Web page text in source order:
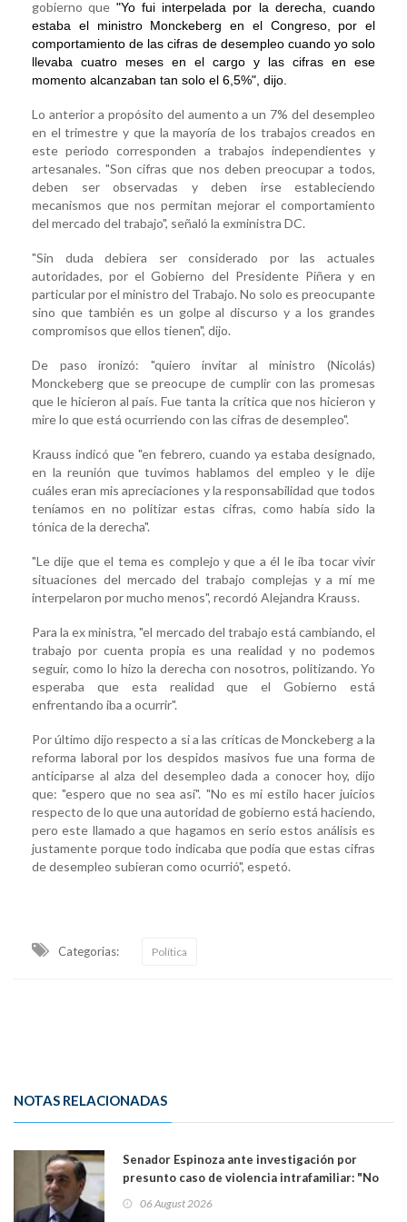
gobierno que "Yo fui interpelada por la derecha, cuando
estaba el ministro Monckeberg en el Congreso, por el
comportamiento de las cifras de desempleo cuando yo solo
llevaba cuatro meses en el cargo y las cifras en ese
momento alcanzaban tan solo el 6,5%", dijo.
Lo anterior a propósito del aumento a un 7% del desempleo
en el trimestre y que la mayoría de los trabajos creados en
este periodo corresponden a trabajos independientes y
artesanales. "Son cifras que nos deben preocupar a todos,
deben ser observadas y deben irse estableciendo
mecanismos que nos permitan mejorar el comportamiento
del mercado del trabajo", señaló la exministra DC.
"Sin duda debiera ser considerado por las actuales
autoridades, por el Gobierno del Presidente Piñera y en
particular por el ministro del Trabajo. No solo es preocupante
sino que también es un golpe al discurso y a los grandes
compromisos que ellos tienen", dijo.
De paso ironizó: "quiero invitar al ministro (Nicolás)
Monckeberg que se preocupe de cumplir con las promesas
que le hicieron al país. Fue tanta la crítica que nos hicieron y
mire lo que está ocurriendo con las cifras de desempleo".
Krauss indicó que "en febrero, cuando ya estaba designado,
en la reunión que tuvimos hablamos del empleo y le dije
cuáles eran mis apreciaciones y la responsabilidad que todos
teníamos en no politizar estas cifras, como había sido la
tónica de la derecha".
"Le dije que el tema es complejo y que a él le iba tocar vivir
situaciones del mercado del trabajo complejas y a mí me
interpelaron por mucho menos", recordó Alejandra Krauss.
Para la ex ministra, "el mercado del trabajo está cambiando, el
trabajo por cuenta propia es una realidad y no podemos
seguir, como lo hizo la derecha con nosotros, politizando. Yo
esperaba que esta realidad que el Gobierno está
enfrentando iba a ocurrir".
Por último dijo respecto a si a las críticas de Monckeberg a la
reforma laboral por los despidos masivos fue una forma de
anticiparse al alza del desempleo dada a conocer hoy, dijo
que: "espero que no sea así". "No es mi estilo hacer juicios
respecto de lo que una autoridad de gobierno está haciendo,
pero este llamado a que hagamos en serio estos análisis es
justamente porque todo indicaba que podía que estas cifras
de desempleo subieran como ocurrió", espetó.
Categorias: Política
NOTAS RELACIONADAS
Senador Espinoza ante investigación por
presunto caso de violencia intrafamiliar: "No
antecedentes a Tribunal Supremo
06 August 2026